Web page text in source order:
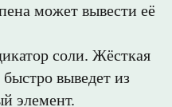
может вывести её
соли. Жёсткая
быстро выведет из
элемент.